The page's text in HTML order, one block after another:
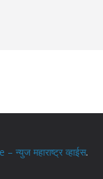
महाराष्ट्र व्हाईस.